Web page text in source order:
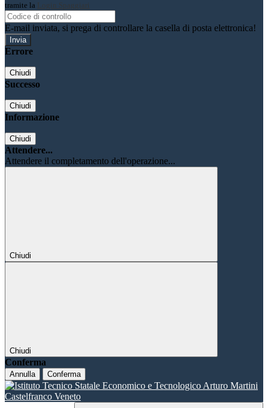
tramite la Login Spaggiari
E-mail inviata, si prega di controllare la casella di posta elettronica!
Errore
Chiudi
Successo
Chiudi
Informazione
Chiudi
Attendere...
Attendere il completamento dell'operazione...
Chiudi
Chiudi
Conferma
Annulla Conferma